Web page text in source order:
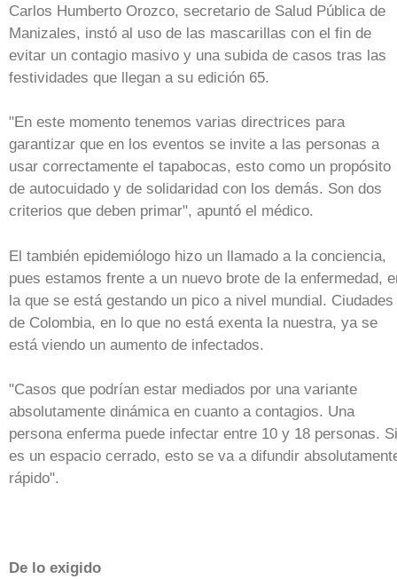
Carlos Humberto Orozco, secretario de Salud Pública de
Manizales, instó al uso de las mascarillas con el fin de
evitar un contagio masivo y una subida de casos tras las
festividades que llegan a su edición 65.
"En este momento tenemos varias directrices para
garantizar que en los eventos se invite a las personas a
usar correctamente el tapabocas, esto como un propósito
de autocuidado y de solidaridad con los demás. Son dos
criterios que deben primar", apuntó el médico.
El también epidemiólogo hizo un llamado a la conciencia,
pues estamos frente a un nuevo brote de la enfermedad,
la que se está gestando un pico a nivel mundial. Ciudades
de Colombia, en lo que no está exenta la nuestra, ya se
está viendo un aumento de infectados.
"Casos que podrían estar mediados por una variante
absolutamente dinámica en cuanto a contagios. Una
persona enferma puede infectar entre 10 y 18 personas. Si
es un espacio cerrado, esto se va a difundir
rápido".
De lo exigido